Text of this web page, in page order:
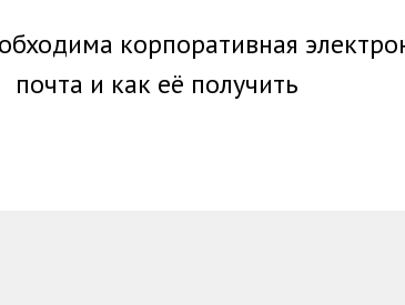
корпоративная
почта и как её получить